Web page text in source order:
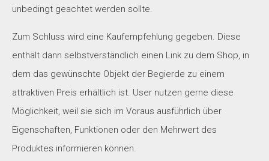
unbedingt geachtet werden sollte.
Zum Schluss wird eine Kaufempfehlung gegeben. Diese
enthält dann selbstverständlich einen Link zu dem Shop, in
dem das gewünschte Objekt der Begierde zu einem
attraktiven Preis erhältlich ist. User nutzen gerne diese
Möglichkeit, weil sie sich im Voraus ausführlich über
Eigenschaften, Funktionen oder den Mehrwert des
Produktes informieren können.